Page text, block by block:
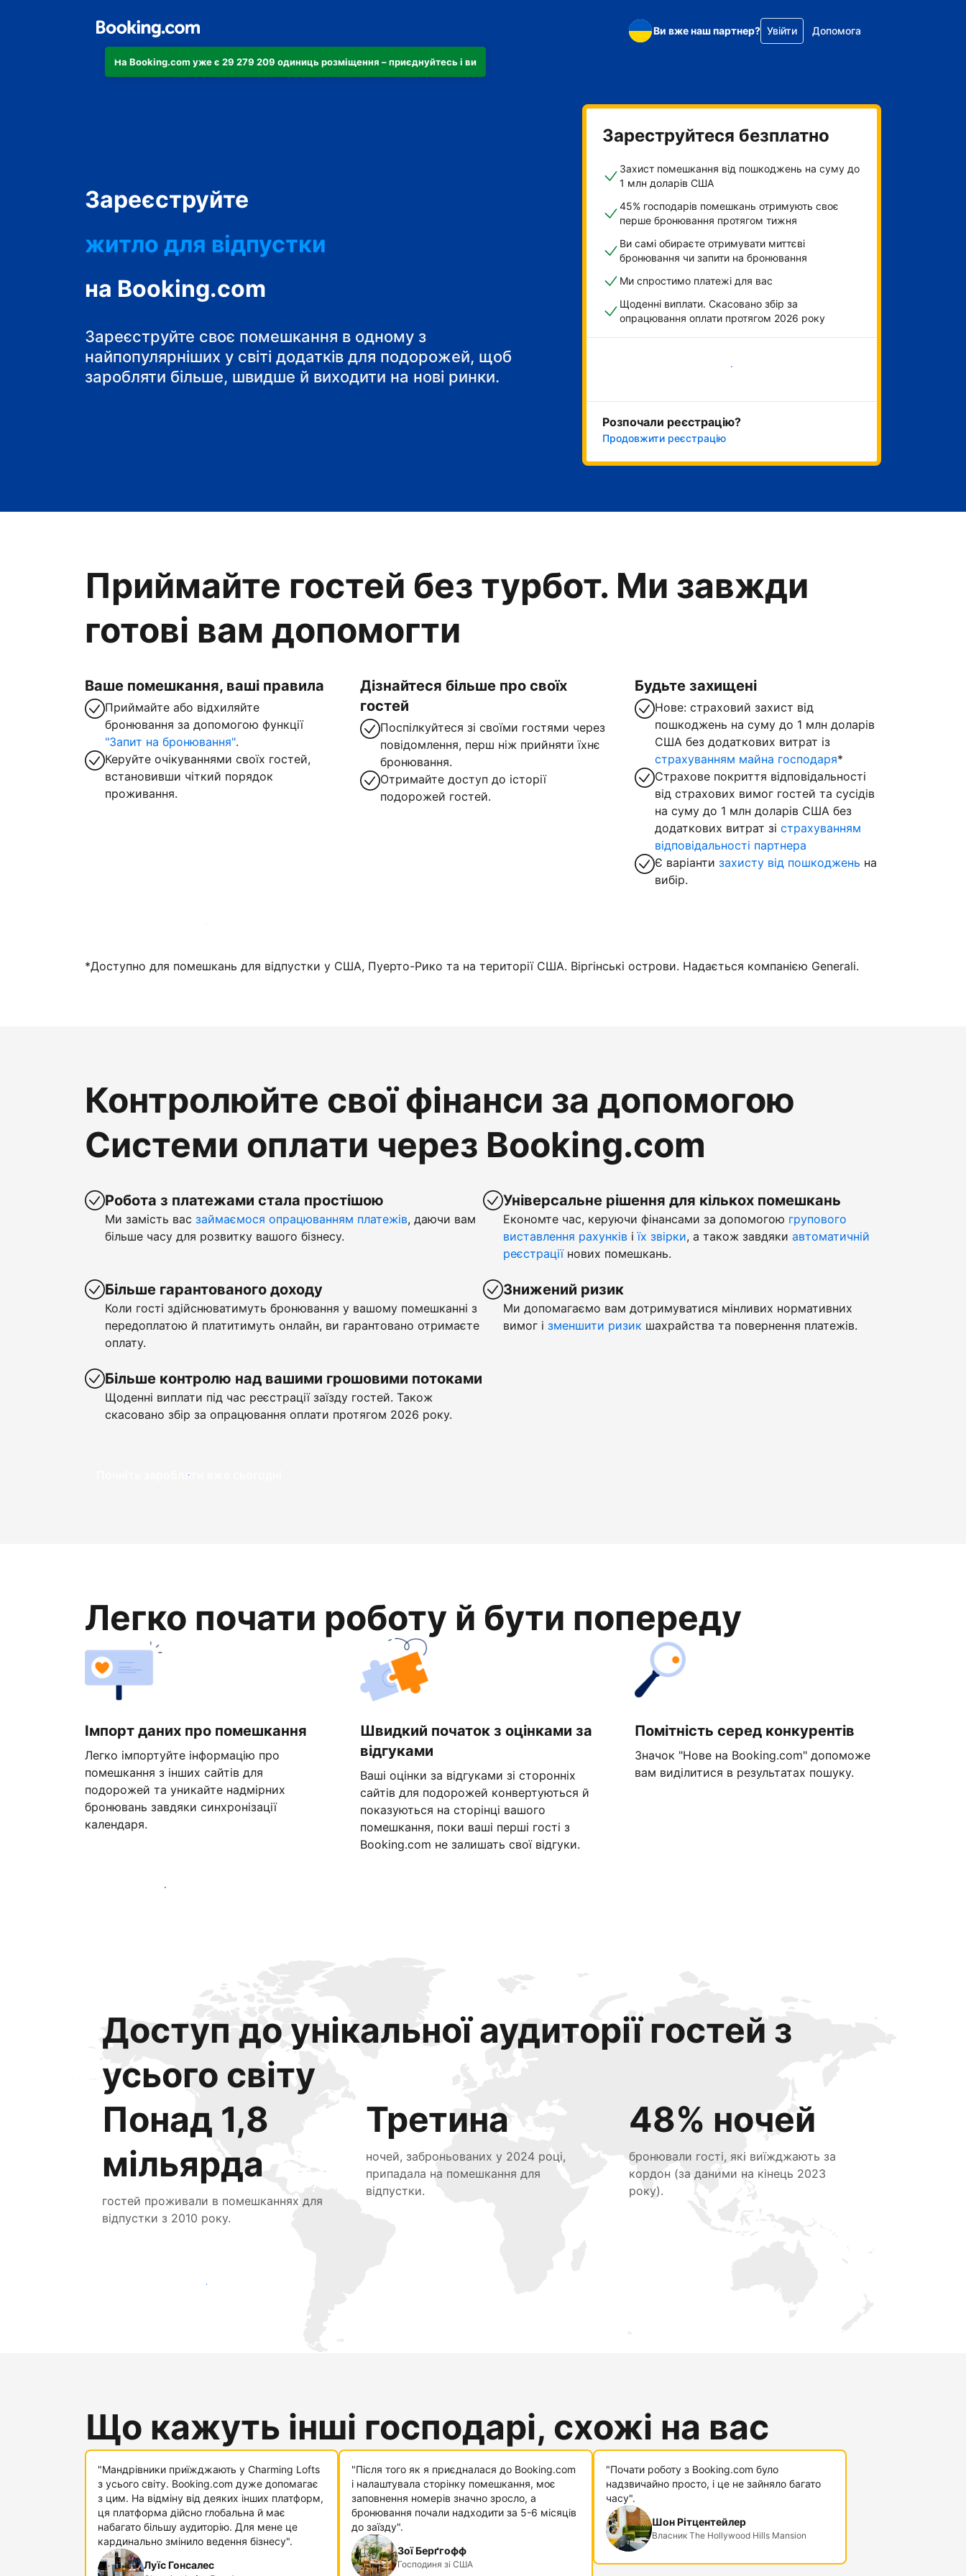
На Booking.com уже є 29 279 209 одиниць розміщення – приєднуйтесь і ви
Ви вже наш партнер? Увійти Допомога
Зареєструйте
житло для відпустки
гостьовий будинок
готель типу "ліжко і сніданок"
на Booking.com
Зареєструйте своє помешкання в одному з
найпопулярніших у світі додатків для подорожей, щоб
заробляти більше, швидше й виходити на нові ринки.
Зареструйтеся безплатно
Захист помешкання від пошкоджень на суму до
1 млн доларів США
45% господарів помешкань отримують своє
перше бронювання протягом тижня
Ви самі обираєте отримувати миттєві
бронювання чи запити на бронювання
Ми спростимо платежі для вас
Щоденні виплати. Скасовано збір за
опрацювання оплати протягом 2026 року
Розпочати зараз
Розпочали реєстрацію?
Продовжити реєстрацію
Приймайте гостей без турбот. Ми завжди
готові вам допомогти
Ваше помешкання, ваші правила
Приймайте або відхиляйте
бронювання за допомогою функції
"Запит на бронювання".
Керуйте очікуваннями своїх гостей,
встановивши чіткий порядок
проживання.
Дізнайтеся більше про своїх
гостей
Поспілкуйтеся зі своїми гостями через
повідомлення, перш ніж прийняти їхнє
бронювання.
Отримайте доступ до історії
подорожей гостей.
Будьте захищені
Нове: страховий захист від
пошкоджень на суму до 1 млн доларів
США без додаткових витрат із
страхуванням майна господаря*
Страхове покриття відповідальності
від страхових вимог гостей та сусідів
на суму до 1 млн доларів США без
додаткових витрат зістрахуванням
відповідальності партнера
Є варіантизахисту від пошкоджень на
вибір.
Зареєструвати помешкання вже зараз
*Доступно для помешкань для відпустки у США, Пуерто-Рико та на території США. Віргінські острови. Надається компанією Generali.
Контролюйте свої фінанси за допомогою
Системи оплати через Booking.com
Робота з платежами стала простішою
Ми замість вас займаємося опрацюванням платежів, даючи вам
більше часу для розвитку вашого бізнесу.
Більше гарантованого доходу
Коли гості здійснюватимуть бронювання у вашому помешканні з
передоплатою й платитимуть онлайн, ви гарантовано отримаєте
оплату.
Більше контролю над вашими грошовими потоками
Щоденні виплати під час реєстрації заїзду гостей. Також
скасовано збір за опрацювання оплати протягом 2026 року.
Універсальне рішення для кількох помешкань
Економте час, керуючи фінансами за допомогою групового
виставлення рахунків іїх звірки, а також завдяки автоматичній
реєстраціїнових помешкань.
Знижений ризик
Ми допомагаємо вам дотримуватися мінливих нормативних
вимог і зменшити ризик шахрайства та повернення платежів.
Почніть заробляти вже сьогодні
Легко почати роботу й бути попереду
Імпорт даних про помешкання
Легко імпортуйте інформацію про
помешкання з інших сайтів для
подорожей та уникайте надмірних
бронювань завдяки синхронізації
календаря.
Швидкий початок з оцінками за
відгуками
Ваші оцінки за відгуками зі сторонніх
сайтів для подорожей конвертуються й
показуються на сторінці вашого
помешкання, поки ваші перші гості з
Booking.com не залишать свої відгуки.
Помітність серед конкурентів
Значок "Нове на Booking.com" допоможе
вам виділитися в результатах пошуку.
Розпочати вже сьогодні
Доступ до унікальної аудиторії гостей з
усього світу
Понад 1,8
мільярда
гостей проживали в помешканнях для
відпустки з 2010 року.
Третина
ночей, заброньованих у 2024 році,
припадала на помешкання для
відпустки.
48% ночей
бронювали гості, які виїжджають за
кордон (за даними на кінець 2023
року).
Привабити нових гостей вже сьогодні
Що кажуть інші господарі, схожі на вас
"Мандрівники приїжджають у Charming Lofts
з усього світу. Booking.com дуже допомагає
з цим. На відміну від деяких інших платформ,
ця платформа дійсно глобальна й має
набагато більшу аудиторію. Для мене це
кардинально змінило ведення бізнесу".
Луїс Гонсалес
"Після того як я приєдналася до Booking.com
і налаштувала сторінку помешкання, моє
заповнення номерів значно зросло, а
бронювання почали надходити за 5-6 місяців
до заїзду".
Зої Берґгофф
Господиня зі США
"Почати роботу з Booking.com було
надзвичайно просто, і це не зайняло багато
часу".
Шон Рітцентейлер
Власник The Hollywood Hills Mansion